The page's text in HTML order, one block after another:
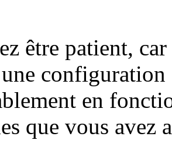
être patient,
configuration
en
que vous avez